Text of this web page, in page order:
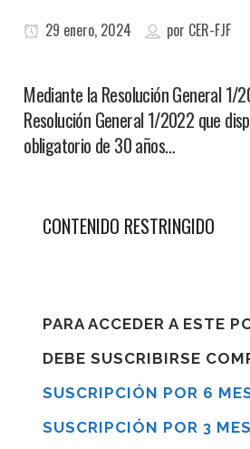
29 enero, 2024 por CER-FJF
Mediante la Resolución General 1/
Resolución General 1/2022 que
obligatorio de 30 años…
CONTENIDO RESTRINGIDO
PARA ACCEDER A ESTE
DEBE SUSCRIBIRSE
SUSCRIPCIÓN POR 6
SUSCRIPCIÓN POR 3